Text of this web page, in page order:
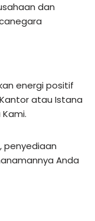
dan
energi positif
atau Istana
penyediaan
Anda